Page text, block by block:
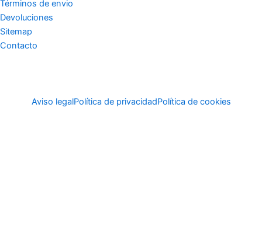
Términos de envio
Devoluciones
Sitemap
Contacto
Aviso legalPolítica de privacidadPolítica de cookies